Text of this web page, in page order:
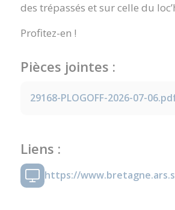
des trépassés et sur celle du
Profitez-en !
Pièces jointes :
29168-PLOGOFF-2026-07-
Liens :
https://